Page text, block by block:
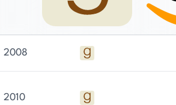
2008
2010